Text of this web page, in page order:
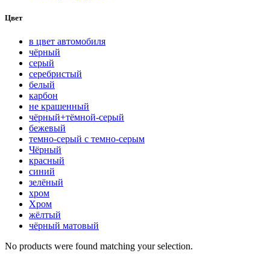
Цвет
в цвет автомобиля
чёрный
серый
серебристый
белый
карбон
нe кpaшeнный
чёрный+тёмной-серый
бежевый
темно-серый с темно-серым
Чёрный
красный
синий
зелёный
хром
Хром
жёлтый
чёрный матовый
No products were found matching your selection.